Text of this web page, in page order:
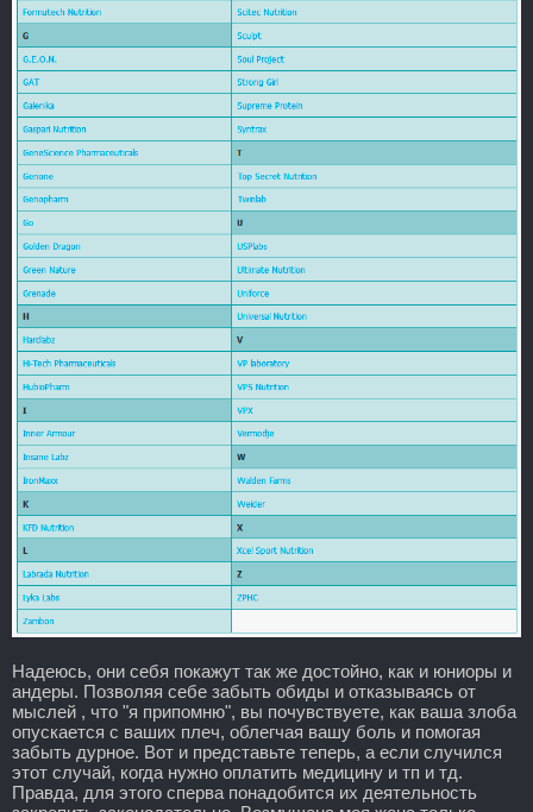
Надеюсь, они себя покажут так же достойно, как и юниоры и
андеры. Позволяя себе забыть обиды и отказываясь от
мыслей , что "я припомню", вы почувствуете, как ваша злоба
опускается с ваших плеч, облегчая вашу боль и помогая
забыть дурное. Вот и представьте теперь, а если случился
этот случай, когда нужно оплатить медицину и тп и тд.
Правда, для этого сперва понадобится их деятельность